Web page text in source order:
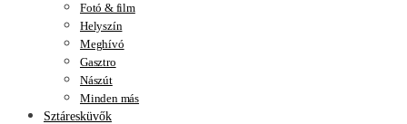
Fotó & film
Helyszín
Meghívó
Gasztro
Nászút
Minden más
Sztáresküvők